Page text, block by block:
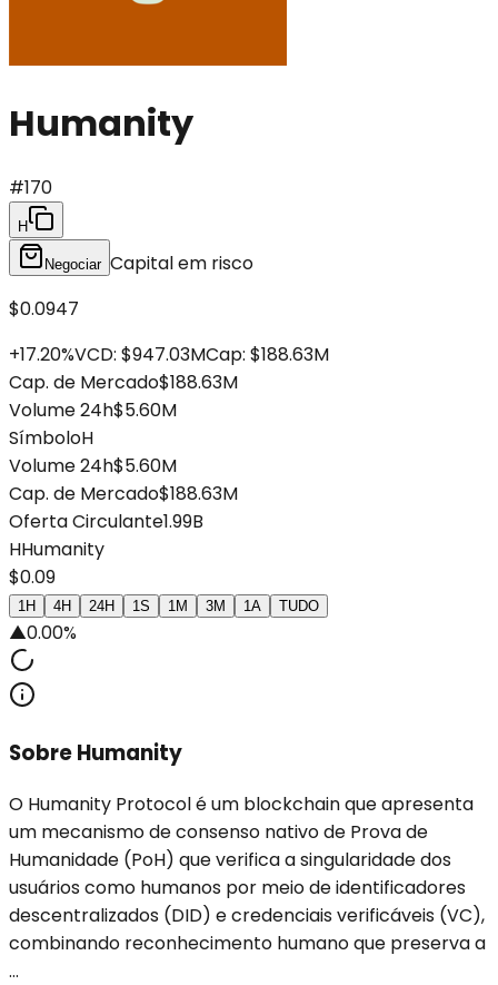
Humanity
#170
H
Negociar Capital em risco
$0.0947
+17.20%VCD: $947.03MCap: $188.63M
Cap. de Mercado$188.63M
Volume 24h$5.60M
SímboloH
Volume 24h$5.60M
Cap. de Mercado$188.63M
Oferta Circulante1.99B
HHumanity
$0.09
1H 4H 24H 1S 1M 3M 1A TUDO
▲0.00%
Sobre Humanity
O Humanity Protocol é um blockchain que apresenta
um mecanismo de consenso nativo de Prova de
Humanidade (PoH) que verifica a singularidade dos
usuários como humanos por meio de identificadores
descentralizados (DID) e credenciais verificáveis ​​(VC),
combinando reconhecimento humano que preserva a
...